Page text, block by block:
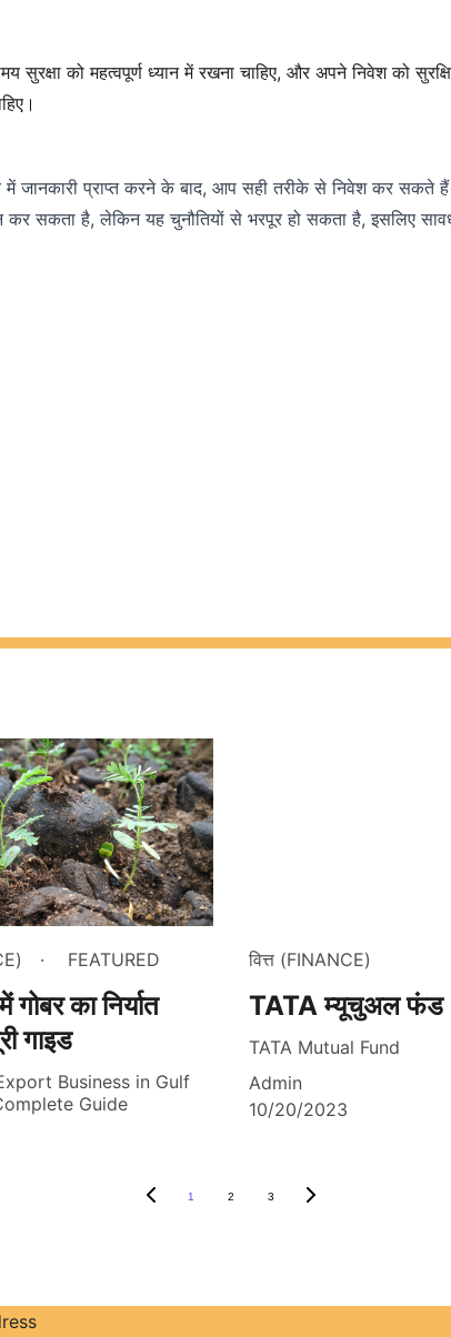
सुरक्षा को महत्वपूर्ण ध्यान में रखना चाहिए, और अपने निवेश को
में जानकारी प्राप्त करने के बाद, आप सही तरीके से निवेश कर
कर सकता है, लेकिन यह चुनौतियों से भरपूर हो सकता है, इसलिए
FEATURED
गोबर का निर्यात
गाइड
Business in Gulf
Guide
वित्त (FINANCE)
TATA म्यूचुअल फंड
TATA Mutual Fund
Admin
10/20/2023
1 2 3